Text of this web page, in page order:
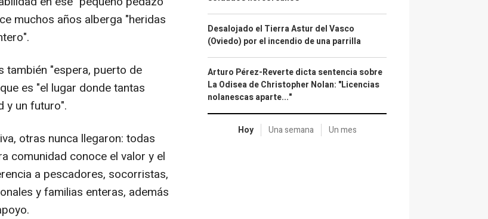
muchos años alberga "heridas
también "espera, puerto de
es "el lugar donde tantas
y un futuro".
otras nunca llegaron: todas
comunidad conoce el valor y el
a pescadores, socorristas,
y familias enteras, además
Desalojado el Tierra Astur del Vasco
(Oviedo) por el incendio de una parrilla
Arturo Pérez-Reverte dicta sentencia sobre
La Odisea de Christopher Nolan: "Licencias
nolanescas aparte..."
Hoy Una semana Un mes